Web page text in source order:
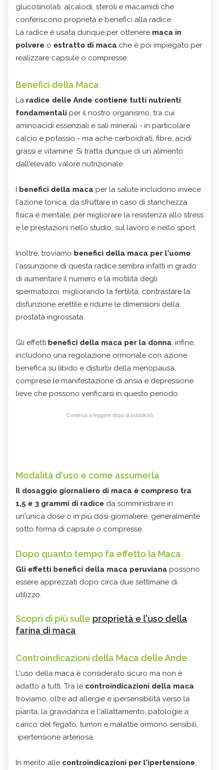
glucosinolati, alcalodi, steroli e macamidi che
conferiscono proprietà e benefici alla radice.
La radice è usata dunque per ottenere maca in
polvere o estratto di maca che è poi impiegato per
realizzare capsule o compresse.
Benefici della Maca
La radice delle Ande contiene tutti nutrienti
fondamentali per il nostro organismo, tra cui
aminoacidi essenziali e sali minerali - in particolare
calcio e potassio - ma ache carboidrati, fibre, acidi
grassi e vitamine. Si tratta dunque di un alimento
dall'elevato valore nutrizionale.
I benefici della maca per la salute includono invece
l'azione tonica, da sfruttare in caso di stanchezza
fisica e mentale, per migliorare la resistenza allo stress
e le prestazioni nello studio, sul lavoro e nello sport.
Inoltre, troviamo benefici della maca per l'uomo:
l'assunzione di questa radice sembra infatti in grado
di aumentare il numero e la motilità degli
spermatozoi, migliorando la fertilità, contrastare la
disfunzione erettile e ridurre le dimensioni della
prostata ingrossata.
Gli effetti benefici della maca per la donna, infine,
includono una regolazione ormonale con azione
benefica su libido e disturbi della menopausa,
comprese le manifestazione di ansia e depressione
lieve che possono verificarsi in questo periodo.
Continua a leggere dopo la pubblicità
Modalità d'uso e come assumerla
Il dosaggio giornaliero di maca è compreso tra
1,5 e 3 grammi di radice da somministrare in
un'unica dose o in più dosi giornaliere, generalmente
sotto forma di capsule o compresse.
Dopo quanto tempo fa effetto la Maca
Gli effetti benefici della maca peruviana possono
essere apprezzati dopo circa due settimane di
utilizzo.
Scopri di più sulle proprietà e l'uso della
farina di maca
Controindicazioni della Maca delle Ande
L'uso della maca è considerato sicuro ma non è
adatto a tutti. Tra le controindicazioni della maca
troviamo, oltre ad allergie e ipersensibilità verso la
pianta, la gravidanza e l'allattamento, patologie a
carico del fegato, tumori e malattie ormono sensibili,
ipertensione arteriosa.
In merito alle controindicazioni per l'ipertensione,